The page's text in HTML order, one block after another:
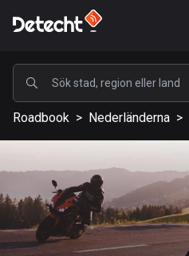
POPULÄRA
USA
587581 rutter
Sverige
203336 rutter
Storbritannien
115209 rutter
Roadbook > Nederländerna >